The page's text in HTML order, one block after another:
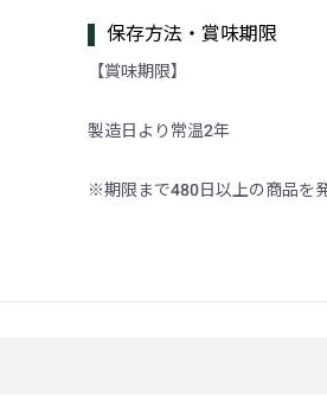
保存方法・賞味期限
【賞味期限】
製造日より常温2年
※期限まで480日以上の商品を